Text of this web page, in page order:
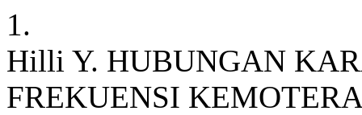
1.
Hilli Y. HUBUNGAN
FREKUENSI